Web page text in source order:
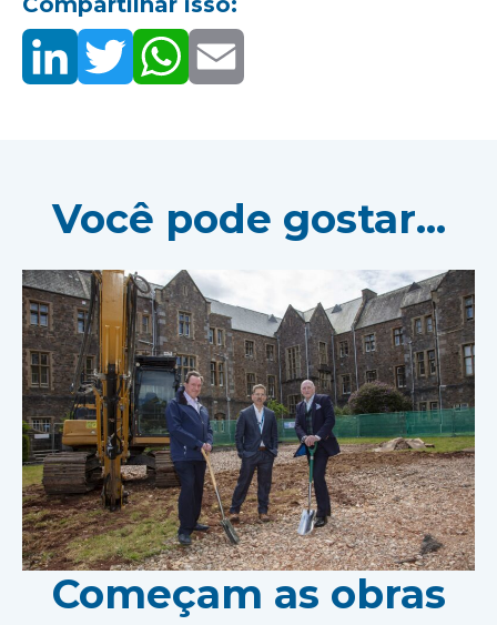
Você pode gostar...
Começam as obras